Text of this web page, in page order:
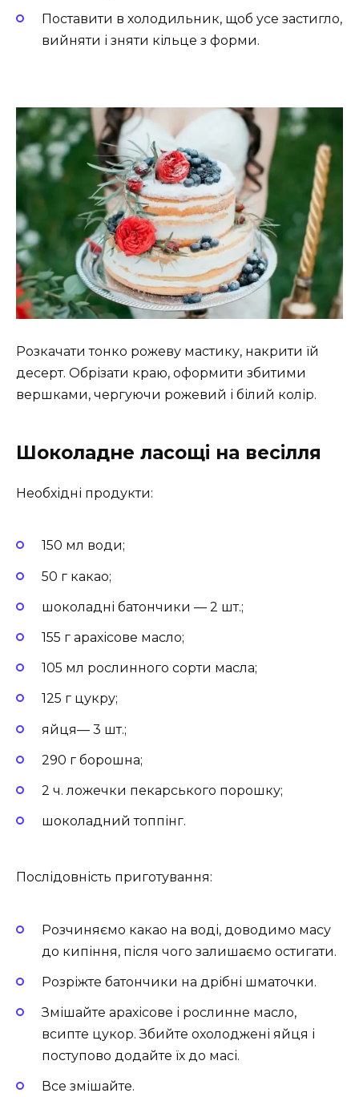
Поставити в холодильник, щоб усе застигло,
вийняти і зняти кільце з форми.
Розкачати тонко рожеву мастику, накрити їй
десерт. Обрізати краю, оформити збитими
вершками, чергуючи рожевий і білий колір.
Шоколадне ласощі на весілля
Необхідні продукти:
150 мл води;
50 г какао;
шоколадні батончики — 2 шт.;
155 г арахісове масло;
105 мл рослинного сорти масла;
125 г цукру;
яйця— 3 шт.;
290 г борошна;
2 ч. ложечки пекарського порошку;
шоколадний топпінг.
Послідовність приготування:
Розчиняємо какао на воді, доводимо масу
до кипіння, після чого залишаємо остигати.
Розріжте батончики на дрібні шматочки.
Змішайте арахісове і рослинне масло,
всипте цукор. Збийте охолоджені яйця і
поступово додайте їх до масі.
Все змішайте.